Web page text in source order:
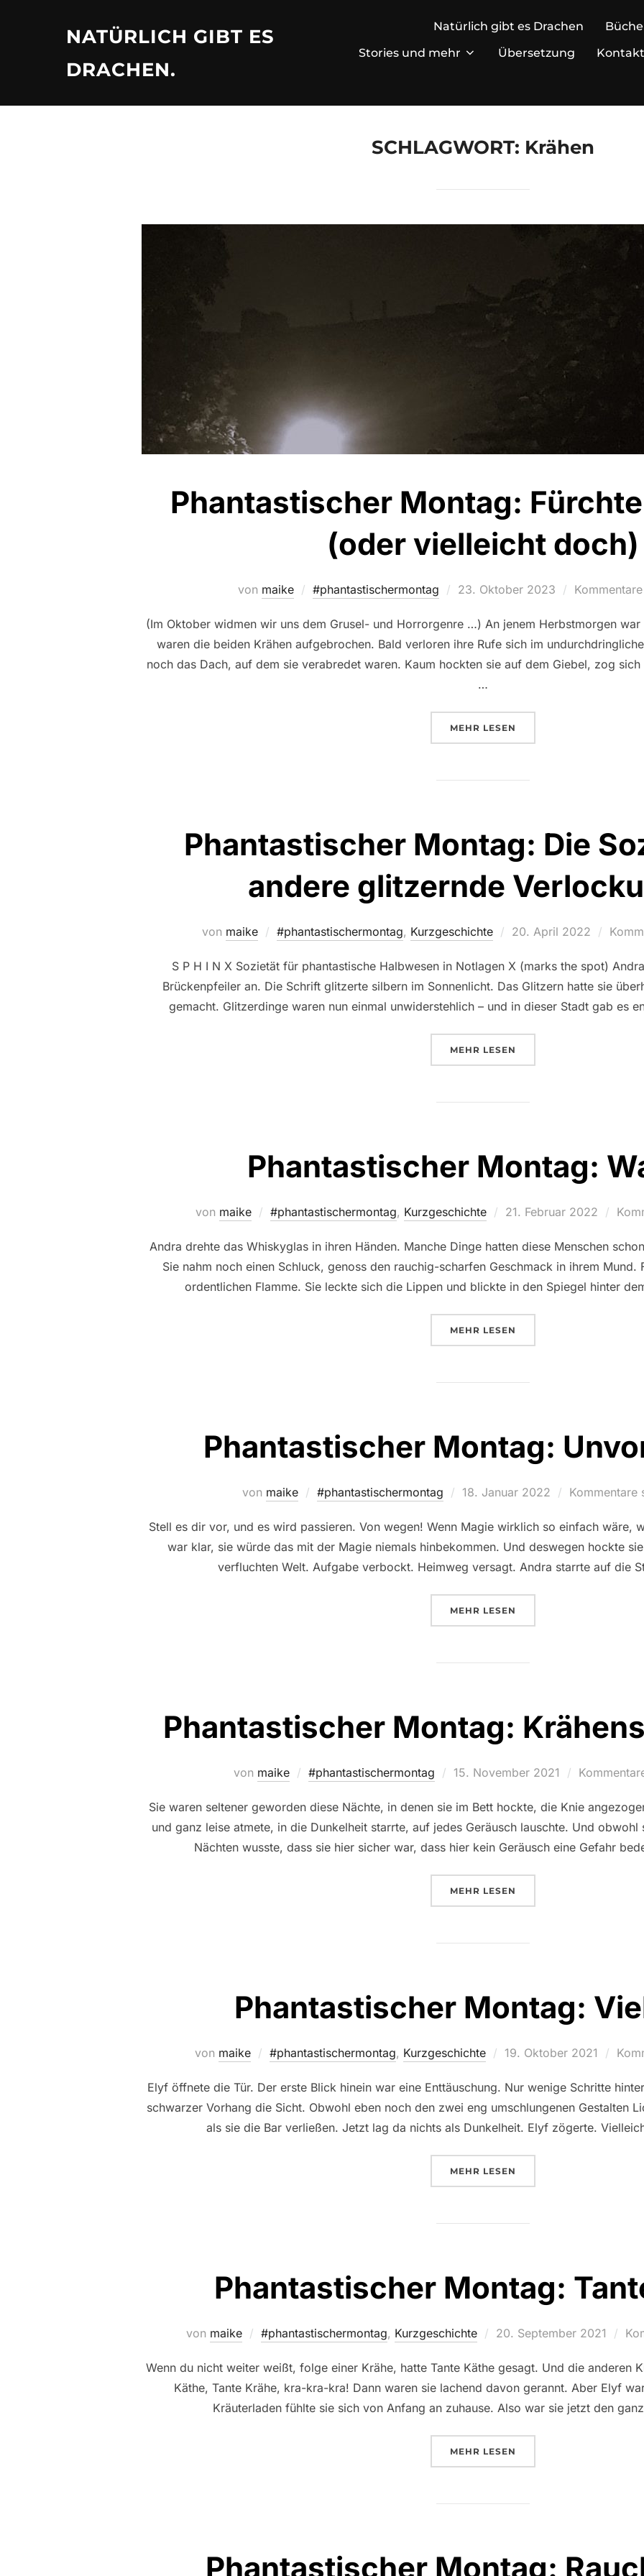
NATÜRLICH GIBT ES
DRACHEN.
Natürlich gibt es Drachen
Stories und mehr
Übersetzung Kontakt
SCHLAGWORT: Krähen
Phantastischer Montag:
(oder vielleicht doch)
von maike #phantastischermontag
Veröffentlicht
23. Oktober 2023
(Im Oktober widmen wir uns dem Grusel- und Horrorgenre …) An jenem Herbstmorgen
waren die beiden Krähen aufgebrochen. Bald verloren ihre Rufe sich im
noch das Dach, auf dem sie verabredet waren. Kaum hockten sie auf dem Giebel, zog
…
MEHR ÜBER „PHANTASTISCHER
LESEN
Phantastischer Montag: Die
andere glitzernde
von maike #phantastischermontag, Kurzgeschichte
Veröffentlicht
20. April 2022
S P H I N X Sozietät für phantastische Halbwesen in Notlagen X (marks the spot)
Brückenpfeiler an. Die Schrift glitzerte silbern im Sonnenlicht. Das Glitzern hatte sie
gemacht. Glitzerdinge waren nun einmal unwiderstehlich – und in dieser Stadt gab es
MEHR ÜBER „PHANTASTISCHER
LESEN
Phantastischer Montag:
von maike #phantastischermontag, Kurzgeschichte
Veröffentlicht
21. Februar 2022
Andra drehte das Whiskyglas in ihren Händen. Manche Dinge hatten diese Menschen
Sie nahm noch einen Schluck, genoss den rauchig-scharfen Geschmack in ihrem Mund.
ordentlichen Flamme. Sie leckte sich die Lippen und blickte in den Spiegel hinter
MEHR ÜBER „PHANTASTISCHER
LESEN
Phantastischer Montag:
von maike #phantastischermontag
Veröffentlicht
18. Januar 2022 Kommentare
Stell es dir vor, und es wird passieren. Von wegen! Wenn Magie wirklich so einfach wäre,
war klar, sie würde das mit der Magie niemals hinbekommen. Und deswegen hockte
verfluchten Welt. Aufgabe verbockt. Heimweg versagt. Andra starrte auf die
MEHR ÜBER „PHANTASTISCHER
LESEN
Phantastischer Montag:
von maike #phantastischermontag
Veröffentlicht
15. November 2021
Sie waren seltener geworden diese Nächte, in denen sie im Bett hockte, die Knie
und ganz leise atmete, in die Dunkelheit starrte, auf jedes Geräusch lauschte. Und
Nächten wusste, dass sie hier sicher war, dass hier kein Geräusch eine Gefahr
MEHR ÜBER „PHANTASTISCHER
LESEN
Phantastischer Montag:
von maike #phantastischermontag, Kurzgeschichte
Veröffentlicht
19. Oktober 2021
Elyf öffnete die Tür. Der erste Blick hinein war eine Enttäuschung. Nur wenige Schritte
schwarzer Vorhang die Sicht. Obwohl eben noch den zwei eng umschlungenen Gestalten
als sie die Bar verließen. Jetzt lag da nichts als Dunkelheit. Elyf zögerte.
MEHR ÜBER „PHANTASTISCHER
LESEN
Phantastischer Montag:
von maike #phantastischermontag, Kurzgeschichte
Veröffentlicht
20. September 2021
Wenn du nicht weiter weißt, folge einer Krähe, hatte Tante Käthe gesagt. Und die anderen
Käthe, Tante Krähe, kra-kra-kra! Dann waren sie lachend davon gerannt. Aber Elyf
Kräuterladen fühlte sie sich von Anfang an zuhause. Also war sie jetzt den
MEHR ÜBER „PHANTASTISCHER
LESEN
Phantastischer Montag: